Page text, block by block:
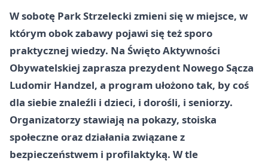
W sobotę Park Strzelecki zmieni się w miejsce, w
którym obok zabawy pojawi się też sporo
praktycznej wiedzy. Na Święto Aktywności
Obywatelskiej zaprasza prezydent Nowego Sącza
Ludomir Handzel, a program ułożono tak, by coś
dla siebie znaleźli i dzieci, i dorośli, i seniorzy.
Organizatorzy stawiają na pokazy, stoiska
społeczne oraz działania związane z
bezpieczeństwem i profilaktyką. W tle